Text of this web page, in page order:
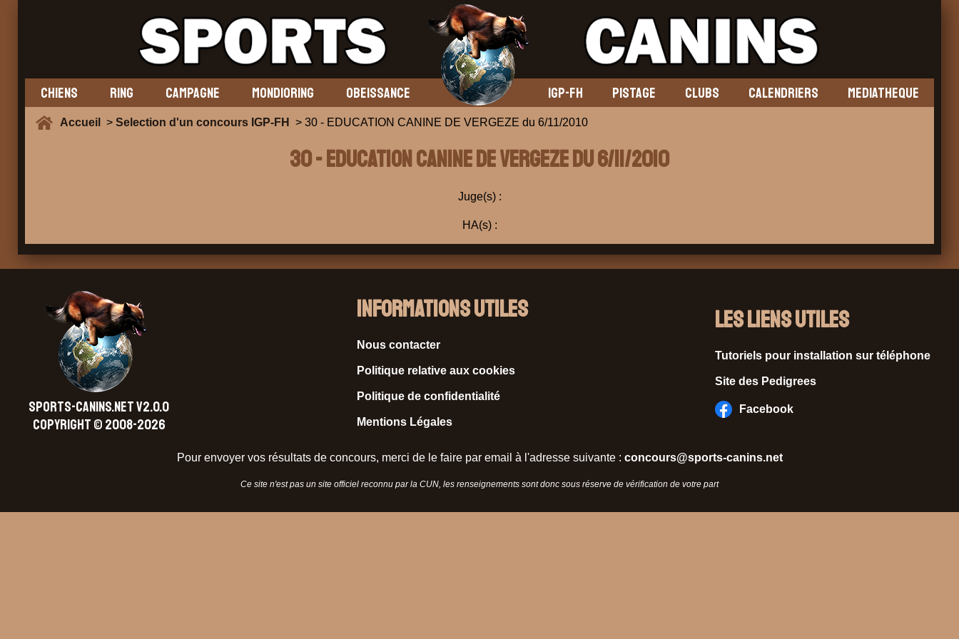
CHIENS RING CAMPAGNE MONDIORING OBEISSANCE IGP-FH PISTAGE CLUBS CALENDRIERS MEDIATHEQUE
Accueil > Selection d'un concours IGP-FH > 30 - EDUCATION CANINE DE VERGEZE du 6/11/2010
30 - EDUCATION CANINE DE VERGEZE du 6/11/2010
Juge(s) :
HA(s) :
SPORTS-CANINS.NET V2.0.0
Copyright © 2008-2026
Informations Utiles
Nous contacter
Politique relative aux cookies
Politique de confidentialité
Mentions Légales
Les liens utiles
Tutoriels pour installation sur téléphone
Site des Pedigrees
Facebook
Pour envoyer vos résultats de concours, merci de le faire par email à l'adresse suivante : concours@sports-canins.net
Ce site n'est pas un site officiel reconnu par la CUN, les renseignements sont donc sous réserve de vérification de votre part